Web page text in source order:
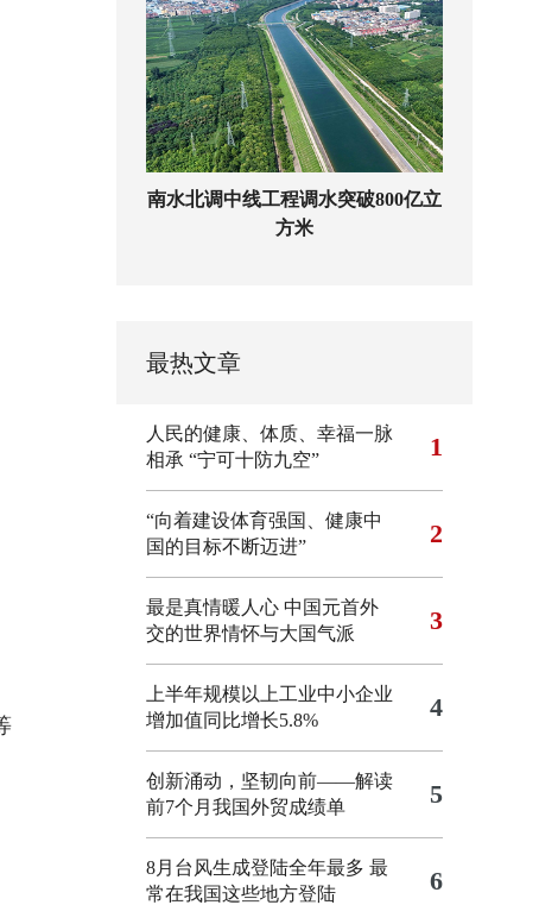
南水北调中线工程调水突破800亿立
方米
最热文章
人民的健康、体质、幸福一脉
相承 “宁可十防九空” 1
“向着建设体育强国、健康中
国的目标不断迈进”
2
最是真情暖人心 中国元首外
交的世界情怀与大国气派
3
上半年规模以上工业中小企业
增加值同比增长5.8%
4
创新涌动，坚韧向前——解读
前7个月我国外贸成绩单
5
8月台风生成登陆全年最多 最
常在我国这些地方登陆
6